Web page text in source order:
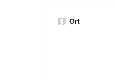
Ort